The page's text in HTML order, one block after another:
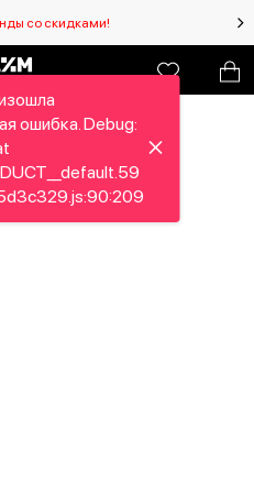
со скидками!
ошибка. Debug: